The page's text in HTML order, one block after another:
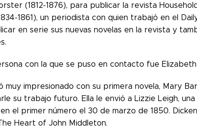
(1812-1876), para publicar la revista
1861), un periodista con quien trabajó en el
en serie sus nuevas novelas en la revista y
con la que se puso en contacto fue Elizabeth
muy impresionado con su primera novela, Mary
su trabajo futuro. Ella le envió a Lizzie Leigh,
el primer número el 30 de marzo de 1850.
Heart of John Middleton.